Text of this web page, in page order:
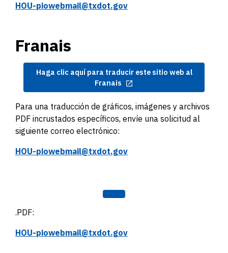
HOU-piowebmail@txdot.gov
Franais
Haga clic aquí para traducir este sitio web al
Franais
Para una traducción de gráficos, imágenes y archivos
PDF incrustados específicos, envíe una solicitud al
siguiente correo electrónico:
HOU-piowebmail@txdot.gov
.PDF:
HOU-piowebmail@txdot.gov